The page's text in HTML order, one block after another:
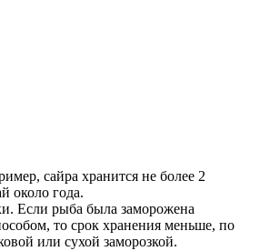
сайра хранится не более 2
около года.
Если рыба была заморожена
то срок хранения меньше, по
или сухой заморозкой.